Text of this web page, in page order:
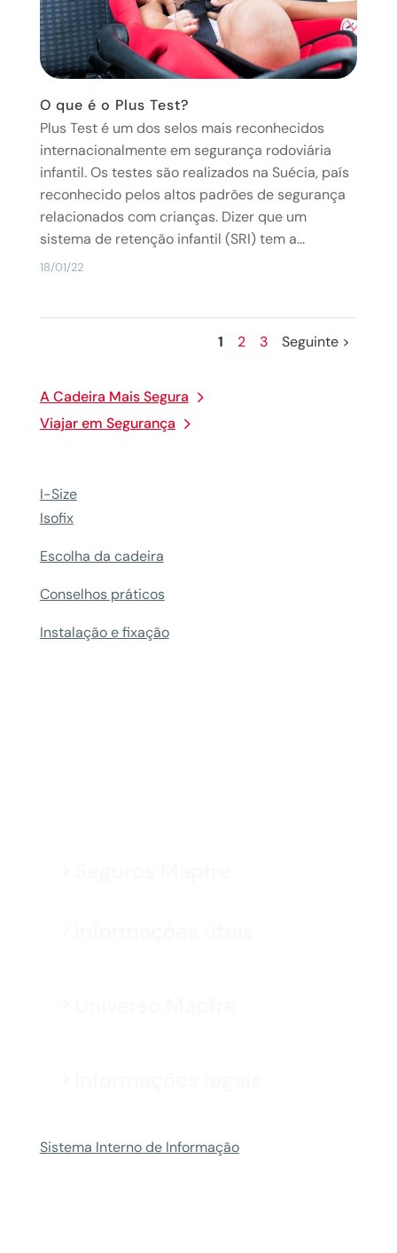
A Cadeira Mais Segura
Viajar em Segurança
I-Size
Isofix
Escolha da cadeira
Conselhos práticos
Instalação e fixação
O que é o Plus Test?
18/01/22
Plus Test é um dos selos mais reconhecidos
internacionalmente em segurança rodoviária
infantil. Os testes são realizados na Suécia, país
reconhecido pelos altos padrões de segurança
relacionados com crianças. Dizer que um
sistema de retenção infantil (SRI) tem a...
1 2 3 Seguinte >
Sistema Interno de Informação